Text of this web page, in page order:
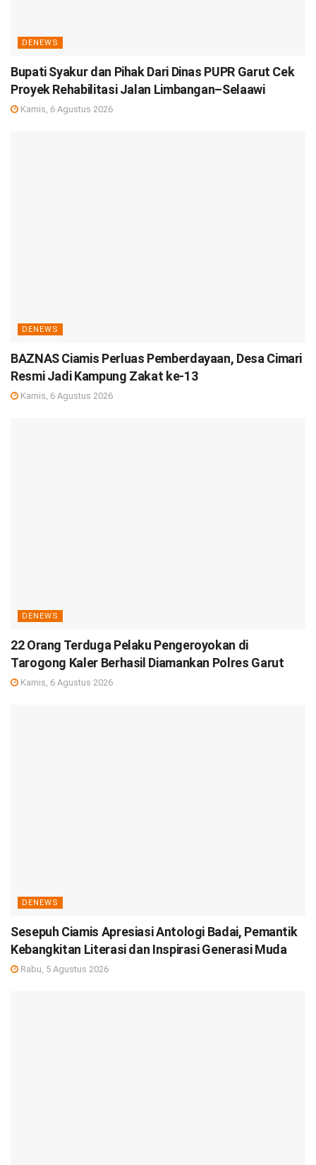
DENEWS
Bupati Syakur dan Pihak Dari Dinas PUPR Garut Cek
Proyek Rehabilitasi Jalan Limbangan–Selaawi
Kamis, 6 Agustus 2026
DENEWS
BAZNAS Ciamis Perluas Pemberdayaan, Desa Cimari
Resmi Jadi Kampung Zakat ke-13
Kamis, 6 Agustus 2026
DENEWS
22 Orang Terduga Pelaku Pengeroyokan di
Tarogong Kaler Berhasil Diamankan Polres Garut
Kamis, 6 Agustus 2026
DENEWS
Sesepuh Ciamis Apresiasi Antologi Badai, Pemantik
Kebangkitan Literasi dan Inspirasi Generasi Muda
Rabu, 5 Agustus 2026